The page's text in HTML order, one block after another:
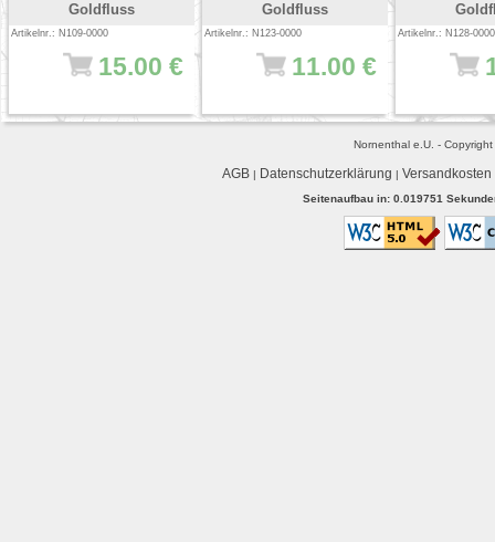
Goldfluss
Artikelnr.: N109-0000
15.00 €
Goldfluss
Artikelnr.: N123-0000
11.00 €
Artikelnr.: N128-0000
Nornenthal e.U. -
AGB| Datenschutzerklärung | Versandkosten
Seitenaufbau in: 0.019751